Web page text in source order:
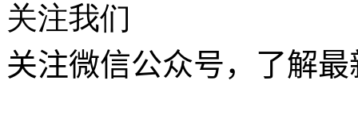
关注我们
关注微信公众号，了解